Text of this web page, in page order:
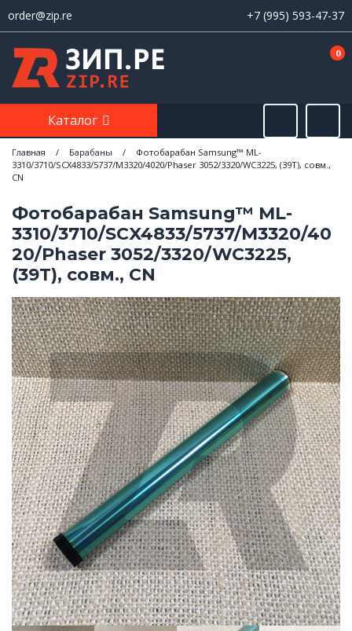
order@zip.re +7 (995) 593-47-37
0
Каталог
Главная / Барабаны /
Фотобарабан Samsung™ ML-
3310/3710/SCX4833/5737/M3320/4020/Phaser 3052/3320/WC3225, (39T), совм.,
CN
Фотобарабан Samsung™ ML-
3310/3710/SCX4833/5737/M3320/40
20/Phaser 3052/3320/WC3225,
(39T), совм., CN